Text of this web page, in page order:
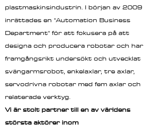
plastmaskinsindustrin. I början av 2009
inrättades en "Automation Business
Department" för att fokusera på att
designa och producera robotar och har
framgångsrikt undersökt och utvecklat
svängarmsrobot, enkelaxlar, tre axlar,
servodrivna robotar med fem axlar och
relaterade verktyg.
Vi är stolt partner till en av världens
största aktörer inom